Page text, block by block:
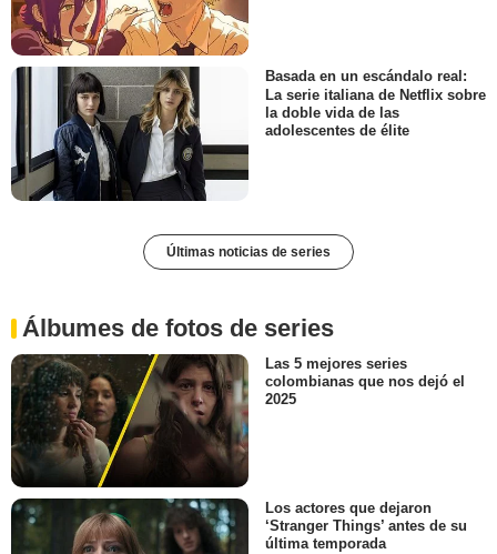
Basada en un escándalo real:
La serie italiana de Netflix sobre
la doble vida de las
adolescentes de élite
Últimas noticias de series
Álbumes de fotos de series
Las 5 mejores series
colombianas que nos dejó el
2025
Los actores que dejaron
‘Stranger Things’ antes de su
última temporada